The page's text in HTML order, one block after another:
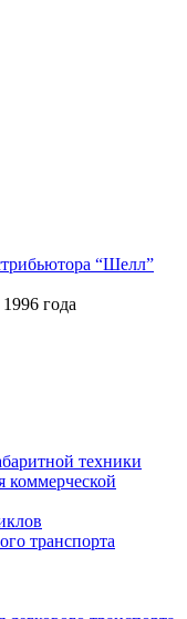
года
техники
коммерческой
транспорта